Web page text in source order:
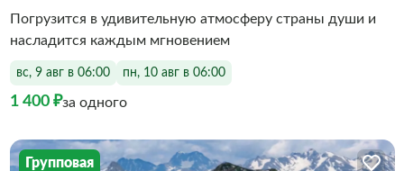
Погрузится в удивительную атмосферу страны души и
насладится каждым мгновением
вс, 9 авг в 06:00 пн, 10 авг в 06:00
1 400 ₽за одного
Групповая